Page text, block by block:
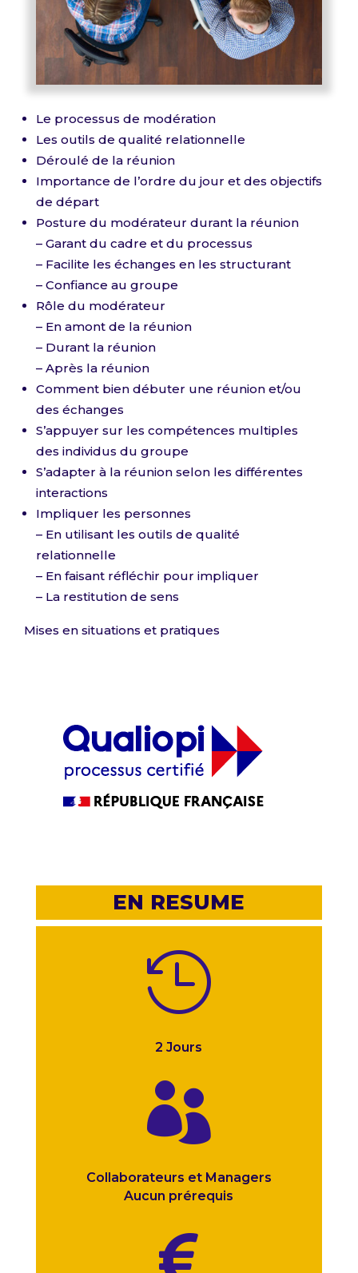
Le processus de modération
Les outils de qualité relationnelle
Déroulé de la réunion
Importance de l’ordre du jour et des objectifs
de départ
Posture du modérateur durant la réunion
– Garant du cadre et du processus
– Facilite les échanges en les structurant
– Confiance au groupe
Rôle du modérateur
– En amont de la réunion
– Durant la réunion
– Après la réunion
Comment bien débuter une réunion et/ou
des échanges
S’appuyer sur les compétences multiples
des individus du groupe
S’adapter à la réunion selon les différentes
interactions
Impliquer les personnes
– En utilisant les outils de qualité
relationnelle
– En faisant réfléchir pour impliquer
– La restitution de sens
Mises en situations et pratiques
EN RESUME

2 Jours

Collaborateurs et Managers
Aucun prérequis